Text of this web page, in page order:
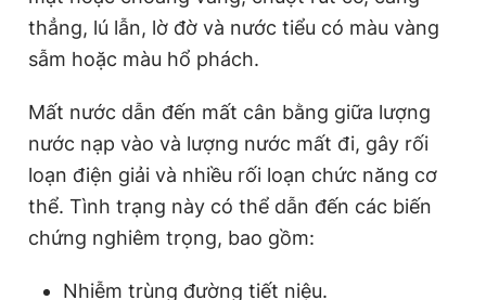
thẳng, lú lẫn, lờ đờ và nước tiểu có màu vàng
sẫm hoặc màu hổ phách.
Mất nước dẫn đến mất cân bằng giữa lượng
nước nạp vào và lượng nước mất đi, gây rối
loạn điện giải và nhiều rối loạn chức năng cơ
thể. Tình trạng này có thể dẫn đến các biến
chứng nghiêm trọng, bao gồm:
Nhiễm trùng đường tiết niệu.